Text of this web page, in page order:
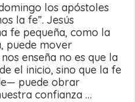
los apóstoles
la fe”. Jesús
fe pequeña, como la
puede mover
enseña no es que la
el inicio, sino que la fe
puede obrar
confianza …